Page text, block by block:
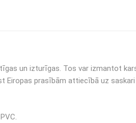
un izturīgas. Tos var izmantot
prasībām attiecībā uz